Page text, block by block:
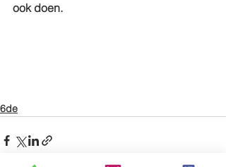
ook doen.
6de